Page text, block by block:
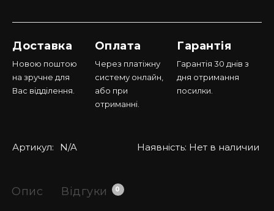
Доставка
Новою поштою
на зручне для
Вас відділення.
Оплата
Через платіжну
систему онлайн,
або при
отриманні.
Гарантія
Гарантія 30 днів з
дня отримання
посилки.
Артикул: N/A Наявність: Нет в наличии
Опис Відгуки 0